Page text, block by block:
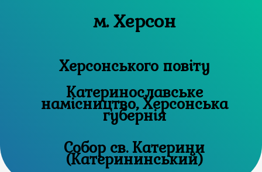
м. Херсон
Херсонського повіту
Катеринославське
намісництво, Херсонська
губернія
Собор св. Катерини
(Катерининський)